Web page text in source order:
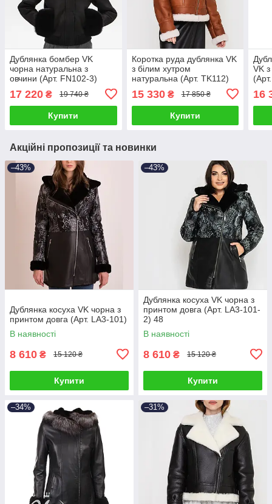
Дублянка бомбер VK
чорна натуральна з
овчини (Арт. FN102-3)
17 220 ₴ 19 740 ₴
Купити
Коротка руда дублянка VK
з білим хутром
натуральна (Арт. TK112)
15 330₴ 17 850 ₴
Купити
VK
16
Акційні пропозиції та новинки
–43%
Дублянка косуха VK чорна з
принтом довга (Арт. LA3-101)
В наявності
8 610 ₴ 15 120 ₴
Купити
–43%
Дублянка косуха VK чорна з
принтом довга (Арт. LA3-101-
2) 48
В наявності
8 610 ₴ 15 120 ₴
Купити
–34% –31%